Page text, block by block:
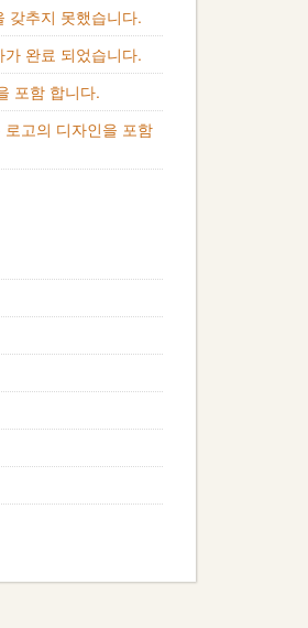
갖추지 못했습니다.
완료 되었습니다.
포함 합니다.
고의 디자인을 포함